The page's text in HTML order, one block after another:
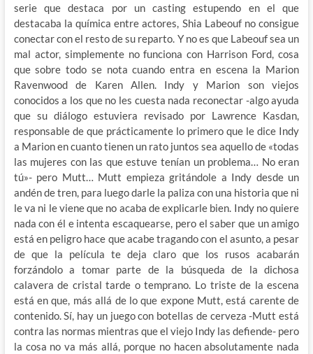
serie que destaca por un casting estupendo en el que
destacaba la química entre actores, Shia Labeouf no consigue
conectar con el resto de su reparto. Y no es que Labeouf sea un
mal actor, simplemente no funciona con Harrison Ford, cosa
que sobre todo se nota cuando entra en escena la Marion
Ravenwood de Karen Allen. Indy y Marion son viejos
conocidos a los que no les cuesta nada reconectar -algo ayuda
que su diálogo estuviera revisado por Lawrence Kasdan,
responsable de que prácticamente lo primero que le dice Indy
a Marion en cuanto tienen un rato juntos sea aquello de «todas
las mujeres con las que estuve tenían un problema… No eran
tú»- pero Mutt… Mutt empieza gritándole a Indy desde un
andén de tren, para luego darle la paliza con una historia que ni
le va ni le viene que no acaba de explicarle bien. Indy no quiere
nada con él e intenta escaquearse, pero el saber que un amigo
está en peligro hace que acabe tragando con el asunto, a pesar
de que la película te deja claro que los rusos acabarán
forzándolo a tomar parte de la búsqueda de la dichosa
calavera de cristal tarde o temprano. Lo triste de la escena
está en que, más allá de lo que expone Mutt, está carente de
contenido. Sí, hay un juego con botellas de cerveza -Mutt está
contra las normas mientras que el viejo Indy las defiende- pero
la cosa no va más allá, porque no hacen absolutamente nada